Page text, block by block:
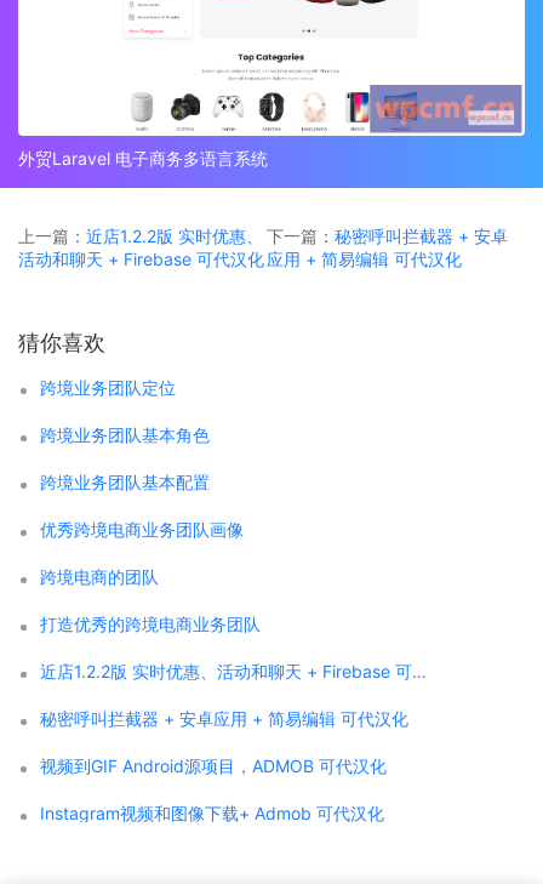
外贸Laravel 电子商务多语言系统
上一篇： 近店1.2.2版 实时优惠、
活动和聊天 + Firebase 可代汉化
下一篇： 秘密呼叫拦截器 + 安卓
应用 + 简易编辑 可代汉化
猜你喜欢
跨境业务团队定位
跨境业务团队基本角色
跨境业务团队基本配置
优秀跨境电商业务团队画像
跨境电商的团队
打造优秀的跨境电商业务团队
近店1.2.2版 实时优惠、活动和聊天 + Firebase 可代汉化
秘密呼叫拦截器 + 安卓应用 + 简易编辑 可代汉化
视频到GIF Android源项目，ADMOB 可代汉化
Instagram视频和图像下载+ Admob 可代汉化